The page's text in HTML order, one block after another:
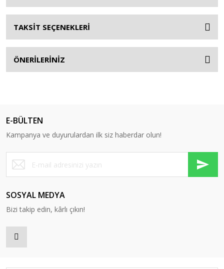
TAKSİT SEÇENEKLERİ
ÖNERİLERİNİZ
E-BÜLTEN
Kampanya ve duyurulardan ilk siz haberdar olun!
SOSYAL MEDYA
Bizi takip edin, kârlı çıkın!